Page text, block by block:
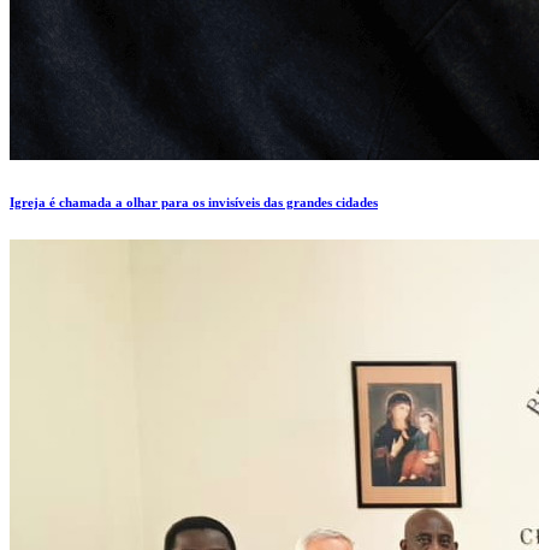
Igreja é chamada a olhar para os invisíveis das grandes cidades